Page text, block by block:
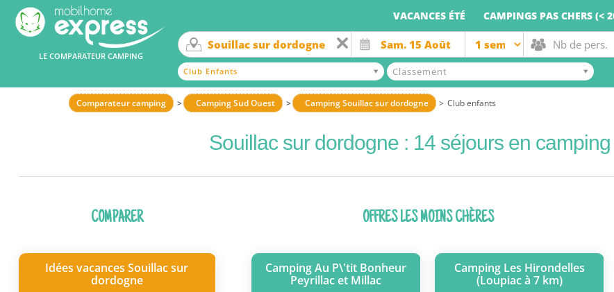
VACANCES ÉTÉ CAMPINGS PAS CHERS (<
LE COMPARATEUR CAMPING
Club Enfants Classement
Comparateur camping Camping Sud Ouest Camping Souillac sur dordogne Club enfants
Souillac sur dordogne : 14 séjours en
COMPARER
Idées vacances Souillac sur
dordogne
OFFRES LES MOINS CHÈRES
Camping Au P\'tit Bonheur
Peyrillac et Millac
Camping Les Hirondelles
(Loupiac à 7 km)